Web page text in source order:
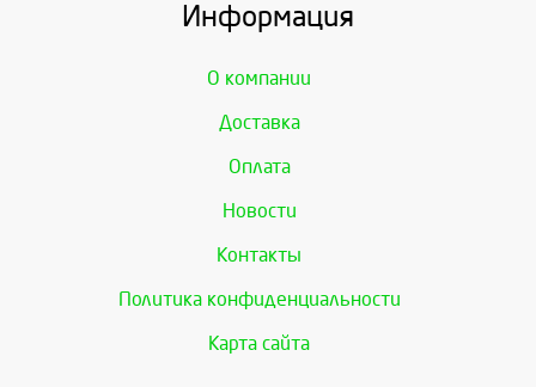
Информация
О компании
Доставка
Оплата
Новости
Контакты
Политика конфиденциальности
Карта сайта